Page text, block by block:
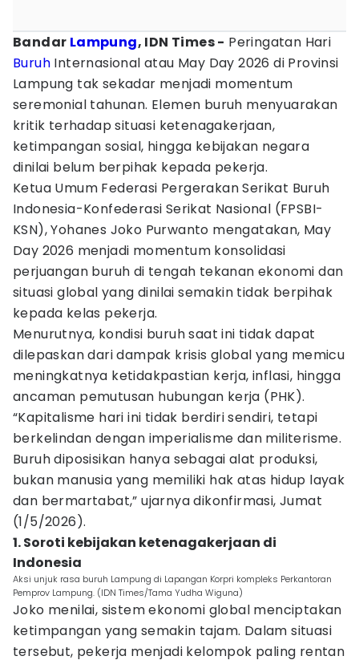
Bandar Lampung, IDN Times - Peringatan Hari
Buruh Internasional atau May Day 2026 di Provinsi
Lampung tak sekadar menjadi momentum
seremonial tahunan. Elemen buruh menyuarakan
kritik terhadap situasi ketenagakerjaan,
ketimpangan sosial, hingga kebijakan negara
dinilai belum berpihak kepada pekerja.
Ketua Umum Federasi Pergerakan Serikat Buruh
Indonesia-Konfederasi Serikat Nasional (FPSBI-
KSN), Yohanes Joko Purwanto mengatakan, May
Day 2026 menjadi momentum konsolidasi
perjuangan buruh di tengah tekanan ekonomi dan
situasi global yang dinilai semakin tidak berpihak
kepada kelas pekerja.
Menurutnya, kondisi buruh saat ini tidak dapat
dilepaskan dari dampak krisis global yang memicu
meningkatnya ketidakpastian kerja, inflasi, hingga
ancaman pemutusan hubungan kerja (PHK).
“Kapitalisme hari ini tidak berdiri sendiri, tetapi
berkelindan dengan imperialisme dan militerisme.
Buruh diposisikan hanya sebagai alat produksi,
bukan manusia yang memiliki hak atas hidup layak
dan bermartabat,” ujarnya dikonfirmasi, Jumat
(1/5/2026).
1. Soroti kebijakan ketenagakerjaan di
Indonesia
Aksi unjuk rasa buruh Lampung di Lapangan Korpri kompleks Perkantoran
Pemprov Lampung. (IDN Times/Tama Yudha Wiguna)
Joko menilai, sistem ekonomi global menciptakan
ketimpangan yang semakin tajam. Dalam situasi
tersebut, pekerja menjadi kelompok paling rentan